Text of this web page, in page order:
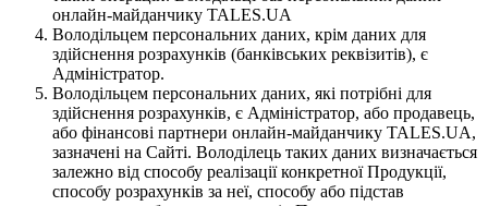
онлайн-майданчику TALES.UA
Володільцем персональних даних, крім даних для
здійснення розрахунків (банківських реквізитів), є
Адміністратор.
Володільцем персональних даних, які потрібні для
здійснення розрахунків, є Адміністратор, або продавець,
або фінансові партнери онлайн-майданчику TALES.UA,
зазначені на Сайті. Володілець таких даних визначається
залежно від способу реалізації конкретної Продукції,
способу розрахунків за неї, способу або підстав